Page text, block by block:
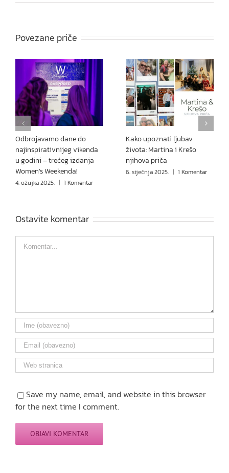
Povezane priče
Odbrojavamo dane do
najinspirativnijeg vikenda
u godini – trećeg izdanja
Women’s Weekenda!
4. ožujka 2025. | 1 Komentar
Kako upoznati ljubav
života: Martina i Krešo
njihova priča
6. siječnja 2025. | 1 Komentar
Ostavite komentar
Comment
Save my name, email, and website in this browser
for the next time I comment.